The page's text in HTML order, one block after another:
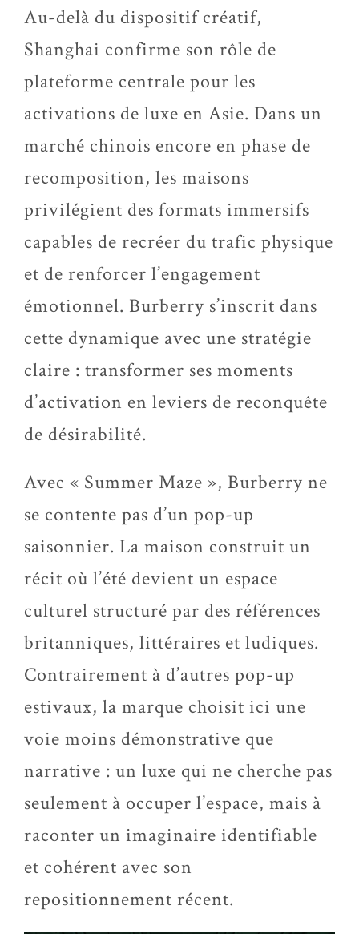
Au-delà du dispositif créatif,
Shanghai confirme son rôle de
plateforme centrale pour les
activations de luxe en Asie. Dans un
marché chinois encore en phase de
recomposition, les maisons
privilégient des formats immersifs
capables de recréer du trafic physique
et de renforcer l’engagement
émotionnel. Burberry s’inscrit dans
cette dynamique avec une stratégie
claire : transformer ses moments
d’activation en leviers de reconquête
de désirabilité.
Avec « Summer Maze », Burberry ne
se contente pas d’un pop-up
saisonnier. La maison construit un
récit où l’été devient un espace
culturel structuré par des références
britanniques, littéraires et ludiques.
Contrairement à d’autres pop-up
estivaux, la marque choisit ici une
voie moins démonstrative que
narrative : un luxe qui ne cherche pas
seulement à occuper l’espace, mais à
raconter un imaginaire identifiable
et cohérent avec son
repositionnement récent.